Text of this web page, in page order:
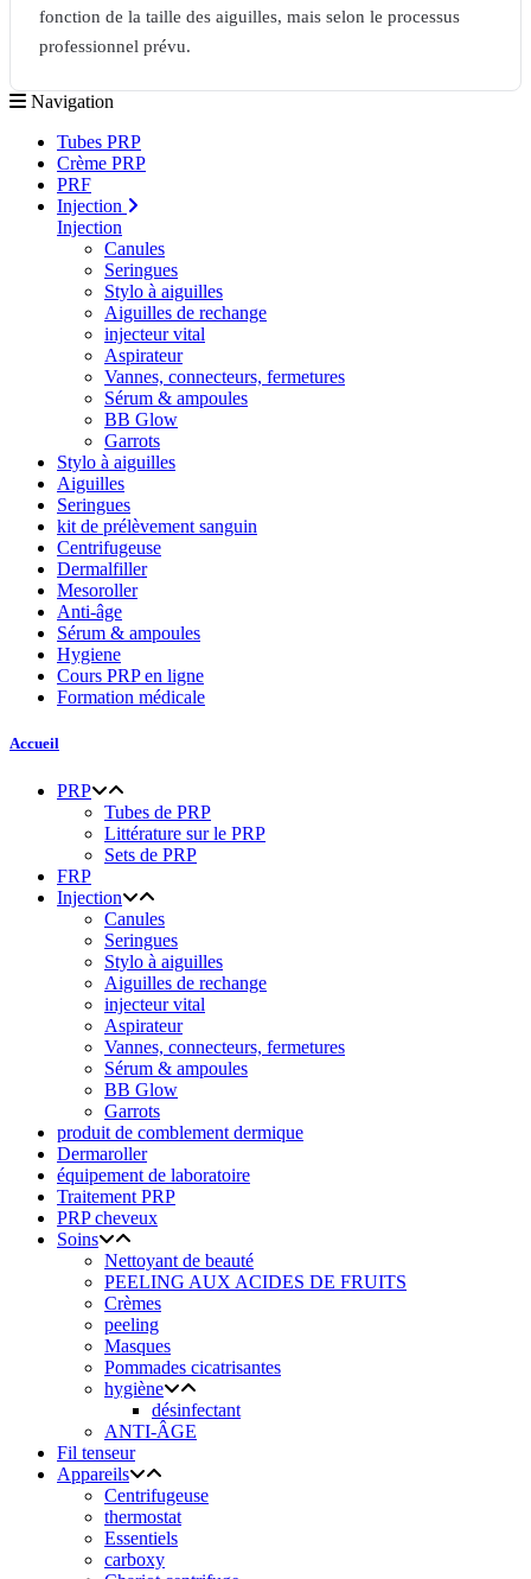
fonction de la taille des aiguilles, mais selon le processus
professionnel prévu.
Navigation
Tubes PRP
Crème PRP
PRF
Injection
Injection
Canules
Seringues
Stylo à aiguilles
Aiguilles de rechange
injecteur vital
Aspirateur
Vannes, connecteurs, fermetures
Sérum & ampoules
BB Glow
Garrots
Stylo à aiguilles
Aiguilles
Seringues
kit de prélèvement sanguin
Centrifugeuse
Dermalfiller
Mesoroller
Anti-âge
Sérum & ampoules
Hygiene
Cours PRP en ligne
Formation médicale
Accueil
PRP
Tubes de PRP
Littérature sur le PRP
Sets de PRP
FRP
Injection
Canules
Seringues
Stylo à aiguilles
Aiguilles de rechange
injecteur vital
Aspirateur
Vannes, connecteurs, fermetures
Sérum & ampoules
BB Glow
Garrots
produit de comblement dermique
Dermaroller
équipement de laboratoire
Traitement PRP
PRP cheveux
Soins
Nettoyant de beauté
PEELING AUX ACIDES DE FRUITS
Crèmes
peeling
Masques
Pommades cicatrisantes
hygiène
désinfectant
ANTI-ÂGE
Fil tenseur
Appareils
Centrifugeuse
thermostat
Essentiels
carboxy